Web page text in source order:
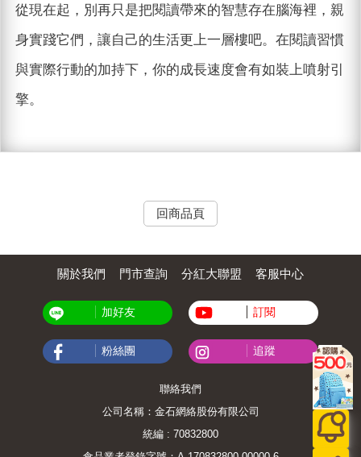
從現在起，別再只是把閱讀帶來的智慧存在腦海裡，親
身實踐它們，讓自己的生活更上一層樓吧。在閱讀習慣
與實際行動的加持下，你的成長速度會有如裝上噴射引
擎。
回商品頁
關於我們 門市查詢 分紅大聯盟 客服中心
加好友 訂閱
粉絲團 追蹤
聯絡我們
公司名稱：金石網絡股份有限公司
統編 : 70832800